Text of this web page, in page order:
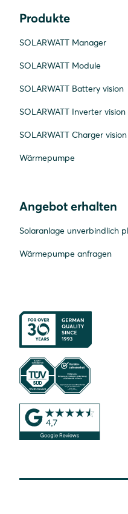
Produkte
SOLARWATT Manager
SOLARWATT Module
SOLARWATT Battery vision
SOLARWATT Inverter vision
SOLARWATT Charger vision
Wärmepumpe
Angebot erhalten
Solaranlage unverbindlich
Wärmepumpe anfragen